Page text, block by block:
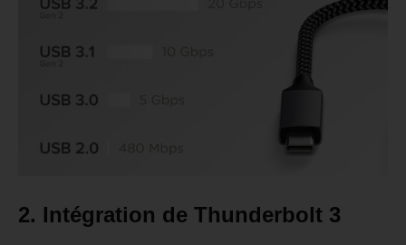
2. Intégration de Thunderbolt 3